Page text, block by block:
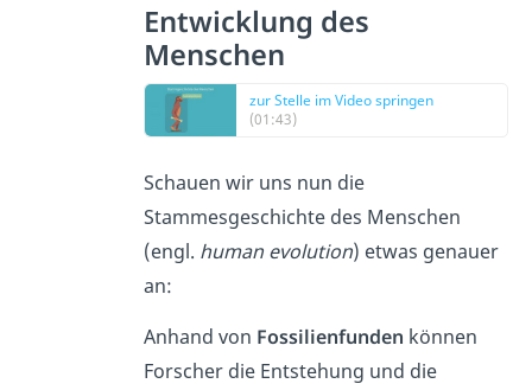
Entwicklung des
Menschen
zur Stelle im Video springen
(01:43)
Schauen wir uns nun die
Stammesgeschichte des Menschen
(engl. human evolution) etwas genauer
an:
Anhand von Fossilienfunden können
Forscher die Entstehung und die